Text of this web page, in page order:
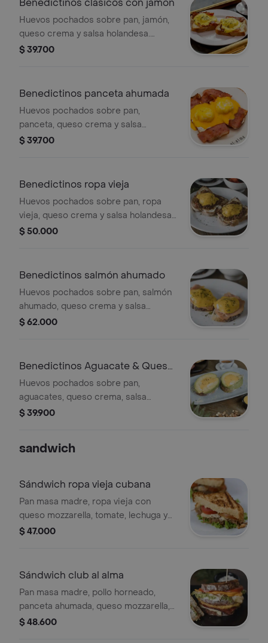
Benedictinos clásicos con jamón
Huevos pochados sobre pan, jamón,
queso crema y salsa holandesa.
incluye porción de fruta.
$ 39.700
Benedictinos panceta ahumada
Huevos pochados sobre pan,
panceta, queso crema y salsa
holandesa. incluye porción de fruta.
$ 39.700
Benedictinos ropa vieja
Huevos pochados sobre pan, ropa
vieja, queso crema y salsa holandesa.
incluye porción de fruta.
$ 50.000
Benedictinos salmón ahumado
Huevos pochados sobre pan, salmón
ahumado, queso crema y salsa
holandesa. incluye porción de fruta.
$ 62.000
Benedictinos Aguacate & Queso
Parmesano
Huevos pochados sobre pan,
aguacates, queso crema, salsa
holandesa. incluye porción de fruta.
$ 39.900
sandwich
Sándwich ropa vieja cubana
Pan masa madre, ropa vieja con
queso mozzarella, tomate, lechuga y
mayonesa de mostaza en granos.
$ 47.000
Sándwich club al alma
Pan masa madre, pollo horneado,
panceta ahumada, queso mozzarella,
huevo, queso cheddar, lechuga y
$ 48.600